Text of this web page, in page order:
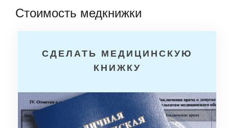
Стоимость медкнижки
СДЕЛАТЬ МЕДИЦИНСКУЮ
КНИЖКУ